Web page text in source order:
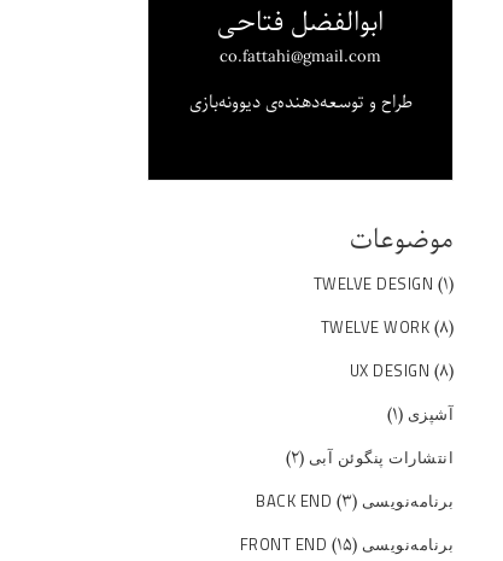
ابوالفضل فتاحی
co.fattahi@gmail.com
طراح و توسعه‌دهنده‌ی دیوونه‌بازی
موضوعات
TWELVE DESIGN (۱)
TWELVE WORK (۸)
UX DESIGN (۸)
آشپزی (۱)
انتشارات پنگوئن آبی (۲)
برنامه‌نویسی BACK END (۳)
برنامه‌نویسی FRONT END (۱۵)